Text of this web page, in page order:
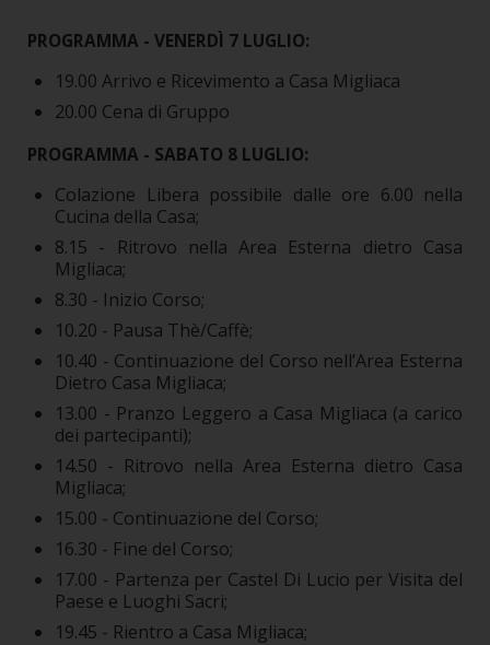
PROGRAMMA - VENERDÌ 7 LUGLIO:
19.00 Arrivo e Ricevimento a Casa Migliaca
20.00 Cena di Gruppo
PROGRAMMA - SABATO 8 LUGLIO:
Colazione Libera possibile dalle ore 6.00 nella
Cucina della Casa;
8.15 - Ritrovo nella Area Esterna dietro Casa
Migliaca;
8.30 - Inizio Corso;
10.20 - Pausa Thè/Caffè;
10.40 - Continuazione del Corso nell’Area Esterna
Dietro Casa Migliaca;
13.00 - Pranzo Leggero a Casa Migliaca (a carico
dei partecipanti);
14.50 - Ritrovo nella Area Esterna dietro Casa
Migliaca;
15.00 - Continuazione del Corso;
16.30 - Fine del Corso;
17.00 - Partenza per Castel Di Lucio per Visita del
Paese e Luoghi Sacri;
19.45 - Rientro a Casa Migliaca;